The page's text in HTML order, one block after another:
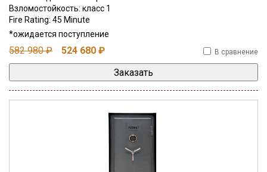
В сравнение
Взломостойкость: класс 1
Fire Rating: 45 Minute
*ожидается поступление
582 980 ₽ 524 680 ₽